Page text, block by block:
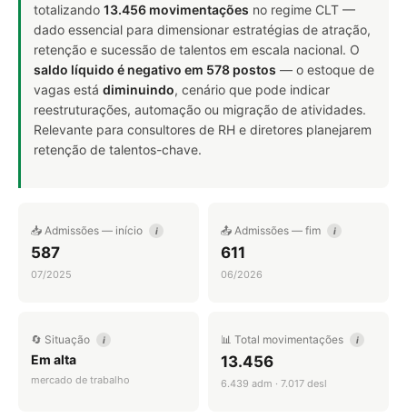
totalizando 13.456 movimentações no regime CLT —
dado essencial para dimensionar estratégias de atração,
retenção e sucessão de talentos em escala nacional. O
saldo líquido é negativo em 578 postos — o estoque de
vagas está diminuindo, cenário que pode indicar
reestruturações, automação ou migração de atividades.
Relevante para consultores de RH e diretores planejarem
retenção de talentos-chave.
📥 Admissões — início i
587
07/2025
📤 Admissões — fim i
611
06/2026
🔄 Situação i
Em alta
mercado de trabalho
📊 Total movimentações i
13.456
6.439 adm · 7.017 desl